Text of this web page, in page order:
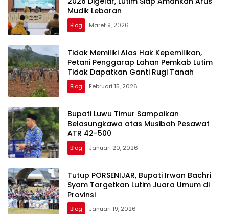
Mudik Lebaran
Blog Maret 9, 2026
Tidak Memiliki Alas Hak Kepemilikan,
Petani Penggarap Lahan Pemkab Lutim
Tidak Dapatkan Ganti Rugi Tanah
Blog Februari 15, 2026
Bupati Luwu Timur Sampaikan
Belasungkawa atas Musibah Pesawat
ATR 42-500
Blog Januari 20, 2026
Tutup PORSENIJAR, Bupati Irwan Bachri
Syam Targetkan Lutim Juara Umum di
Provinsi
Blog Januari 19, 2026